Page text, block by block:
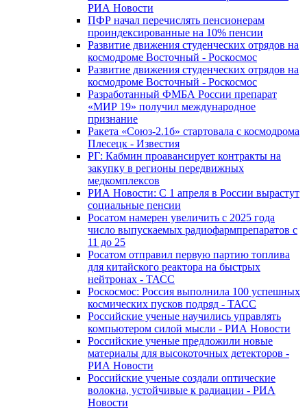
РИА Новости
ПФР начал перечислять пенсионерам
проиндексированные на 10% пенсии
Развитие движения студенческих отрядов на
космодроме Восточный - Роскосмос
Развитие движения студенческих отрядов на
космодроме Восточный - Роскосмос
Разработанный ФМБА России препарат
«МИР 19» получил международное
признание
Ракета «Союз-2.1б» стартовала с космодрома
Плесецк - Известия
РГ: Кабмин проавансирует контракты на
закупку в регионы передвижных
медкомплексов
РИА Новости: С 1 апреля в России вырастут
социальные пенсии
Росатом намерен увеличить с 2025 года
число выпускаемых радиофармпрепаратов с
11 до 25
Росатом отправил первую партию топлива
для китайского реактора на быстрых
нейтронах - ТАСС
Роскосмос: Россия выполнила 100 успешных
космических пусков подряд - ТАСС
Российские ученые научились управлять
компьютером силой мысли - РИА Новости
Российские ученые предложили новые
материалы для высокоточных детекторов -
РИА Новости
Российские ученые создали оптические
волокна, устойчивые к радиации - РИА
Новости